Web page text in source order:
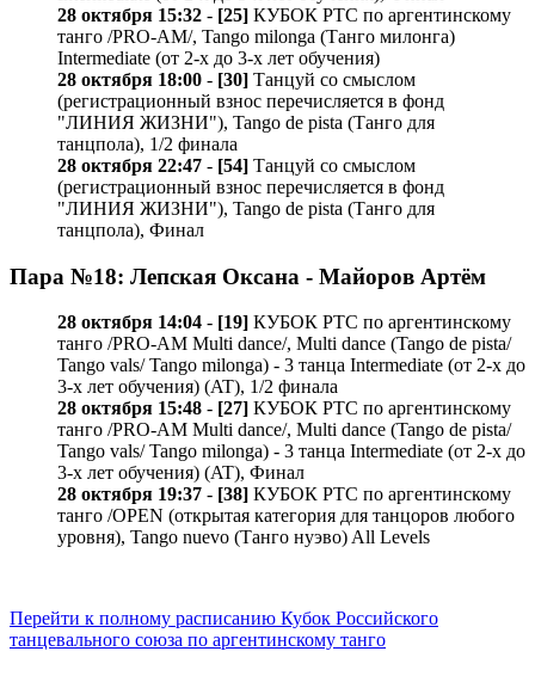
28 октября 15:32 - [25] КУБОК РТС по аргентинскому
танго /PRO-AM/, Tango milonga (Танго милонга)
Intermediate (от 2-х до 3-х лет обучения)
28 октября 18:00 - [30] Танцуй со смыслом
(регистрационный взнос перечисляется в фонд
"ЛИНИЯ ЖИЗНИ"), Tango de pista (Танго для
танцпола), 1/2 финала
28 октября 22:47 - [54] Танцуй со смыслом
(регистрационный взнос перечисляется в фонд
"ЛИНИЯ ЖИЗНИ"), Tango de pista (Танго для
танцпола), Финал
Пара №18: Лепская Оксана - Майоров Артём
28 октября 14:04 - [19] КУБОК РТС по аргентинскому
танго /PRO-AM Multi dance/, Multi dance (Tango de pista/
Tango vals/ Tango milonga) - 3 танца Intermediate (от 2-х до
3-х лет обучения) (AT), 1/2 финала
28 октября 15:48 - [27] КУБОК РТС по аргентинскому
танго /PRO-AM Multi dance/, Multi dance (Tango de pista/
Tango vals/ Tango milonga) - 3 танца Intermediate (от 2-х до
3-х лет обучения) (AT), Финал
28 октября 19:37 - [38] КУБОК РТС по аргентинскому
танго /OPEN (открытая категория для танцоров любого
уровня), Tango nuevo (Танго нуэво) All Levels
Перейти к полному расписанию Кубок Российского
танцевального союза по аргентинскому танго